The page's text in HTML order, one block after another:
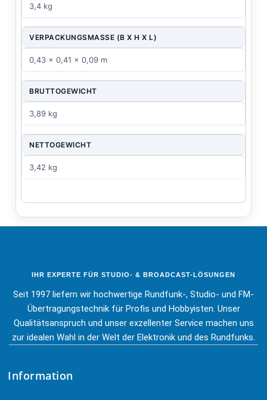
3,4 kg
VERPACKUNGSMASSE (B X H X L)
0,43 x 0,41 x 0,09 m
BRUTTOGEWICHT
3,89 kg
NETTOGEWICHT
3,42 kg
IHR EXPERTE FÜR STUDIO- & BROADCAST-LÖSUNGEN
Seit 1997 liefern wir hochwertige Rundfunk-, Studio- und FM-
Übertragungstechnik für Profis und Hobbyisten. Unser
Qualitätsanspruch und unser exzellenter Service machen uns
zur idealen Wahl in der Welt der Elektronik und des Rundfunks.
Information